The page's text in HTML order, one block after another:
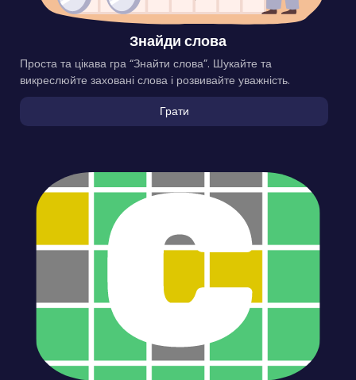
Знайди слова
Проста та цікава гра “Знайти слова”. Шукайте та
викреслюйте заховані слова і розвивайте уважність.
Грати